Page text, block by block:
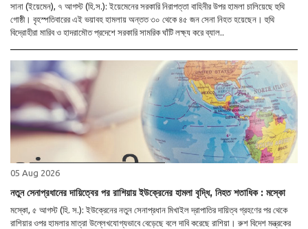
সানা (ইয়েমেন), ৭ আগস্ট (হি.স.): ইয়েমেনের সরকারি নিরাপত্তা বাহিনীর উপর হামলা চালিয়েছে হুথি
গোষ্ঠী। বৃহস্পতিবারের এই ভয়াবহ হামলায় অন্তত ৩০ থেকে ৪৫ জন সেনা নিহত হয়েছেন। হুথি
বিদ্রোহীরা মারিব ও হাদরামৌত প্রদেশে সরকারি সামরিক ঘাঁটি লক্ষ্য করে ব্যাল..
05 Aug 2026
নতুন সেনাপ্রধানের দায়িত্বের পর রাশিয়ায় ইউক্রেনের হামলা বৃদ্ধি, নিহত শতাধিক : মস্কো
মস্কো, ৫ আগস্ট (হি. স.): ইউক্রেনের নতুন সেনাপ্রধান মিখাইল দ্রাপাতির দায়িত্ব গ্রহণের পর থেকে
রাশিয়ার ওপর হামলার মাত্রা উল্লেখযোগ্যভাবে বেড়েছে বলে দাবি করেছে রাশিয়া। রুশ বিদেশ মন্ত্রকের